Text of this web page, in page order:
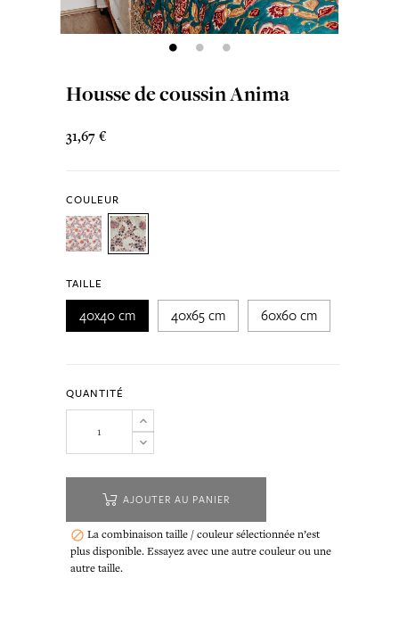
Housse de coussin Anima
31,67 €
COULEUR
TAILLE
40x40 cm 40x65 cm 60x60 cm
QUANTITÉ
AJOUTER AU PANIER
 La combinaison taille / couleur sélectionnée n’est
plus disponible. Essayez avec une autre couleur ou une
autre taille.